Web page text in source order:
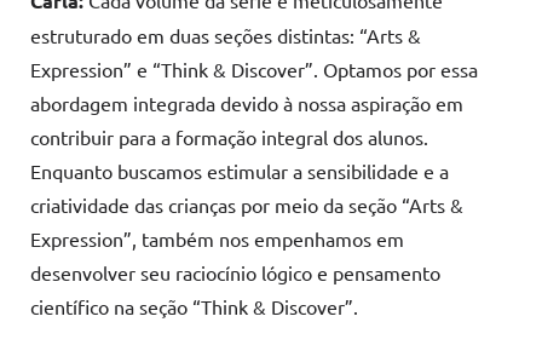
estruturado em duas seções distintas: “Arts &
Expression” e “Think & Discover”. Optamos por essa
abordagem integrada devido à nossa aspiração em
contribuir para a formação integral dos alunos.
Enquanto buscamos estimular a sensibilidade e a
criatividade das crianças por meio da seção “Arts &
Expression”, também nos empenhamos em
desenvolver seu raciocínio lógico e pensamento
científico na seção “Think & Discover”.